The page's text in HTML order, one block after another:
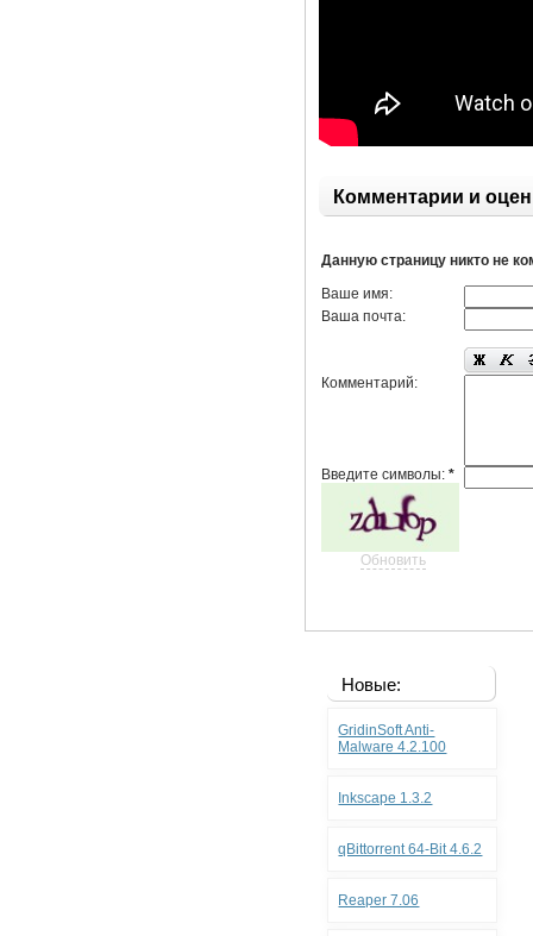
Комментарии и
Данную страницу никто не
Ваше имя:
Ваша почта:
Комментарий:
Введите символы:*
Обновить
Новые:
GridinSoft Anti-
Malware 4.2.100
Inkscape 1.3.2
qBittorrent 64-Bit 4.6.2
Reaper 7.06